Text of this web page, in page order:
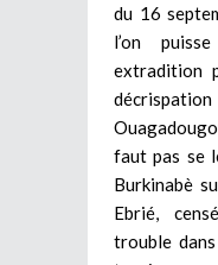
du 16
l’on
extradition
faut pas se
Burkinabè
Ebrié,
trouble